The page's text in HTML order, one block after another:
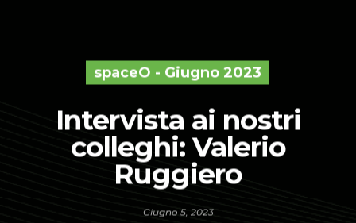
spaceO - Giugno 2023
Intervista ai nostri
colleghi: Valerio
Ruggiero
Giugno 5, 2023